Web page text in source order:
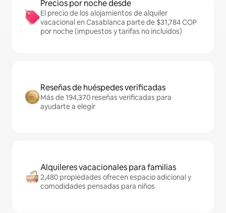
Precios por noche desde
El precio de los alojamientos de alquiler
vacacional en Casablanca parte de $31,784 COP
por noche (impuestos y tarifas no incluidos)
Reseñas de huéspedes verificadas
Más de 194,370 reseñas verificadas para
ayudarte a elegir
Alquileres vacacionales para familias
2,480 propiedades ofrecen espacio adicional y
comodidades pensadas para niños